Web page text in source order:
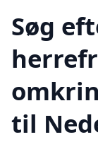
Søg
til